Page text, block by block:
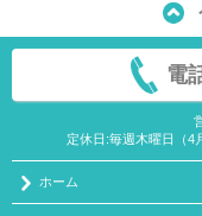
電
定休日:毎週木曜日（4
ホーム